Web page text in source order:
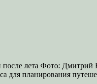
лета Фото:
для планирования